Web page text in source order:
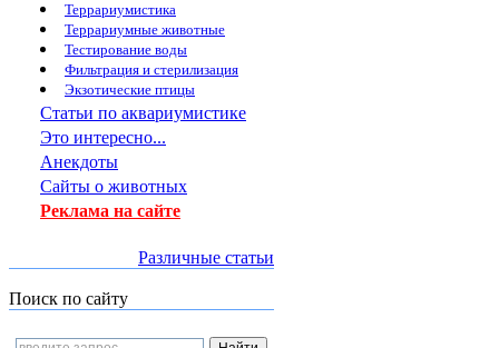
Террариумистика
Террариумные животные
Тестирование воды
Фильтрация и стерилизация
Экзотические птицы
Статьи по аквариумистике
Это интересно...
Анекдоты
Сайты о животных
Реклама на сайте
Различные статьи
Поиск по сайту